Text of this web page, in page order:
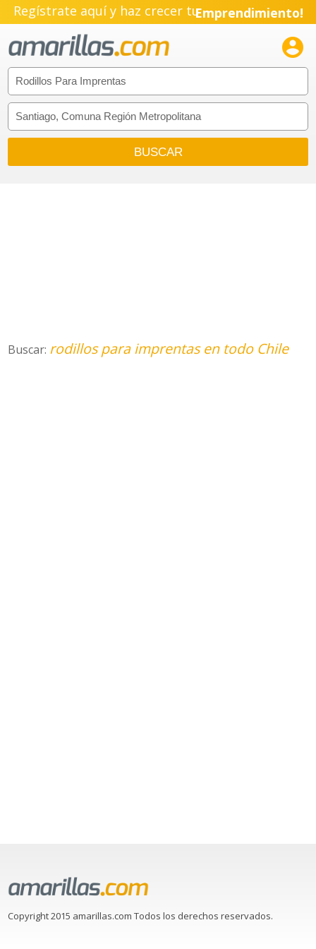
Regístrate aquí y haz crecer tuEmprendimiento!

Buscar: rodillos para imprentas en todo Chile
Copyright 2015 amarillas.com Todos los derechos reservados.